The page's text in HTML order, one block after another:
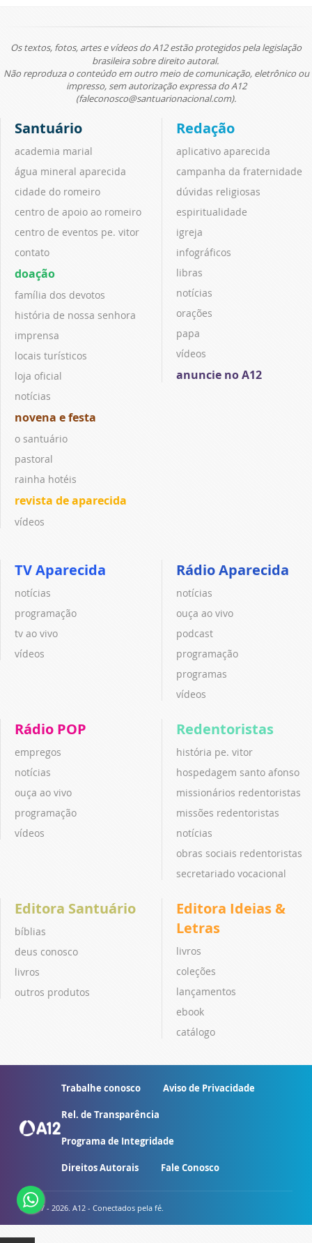
Os textos, fotos, artes e vídeos do A12 estão protegidos pela legislação
brasileira sobre direito autoral.
Não reproduza o conteúdo em outro meio de comunicação, eletrônico ou
impresso, sem autorização expressa do A12
(faleconosco@santuarionacional.com).
Santuário
academia marial
água mineral aparecida
cidade do romeiro
centro de apoio ao romeiro
centro de eventos pe. vitor
contato
doação
família dos devotos
história de nossa senhora
imprensa
locais turísticos
loja oficial
notícias
novena e festa
o santuário
pastoral
rainha hotéis
revista de aparecida
vídeos
Redação
aplicativo aparecida
campanha da fraternidade
dúvidas religiosas
espiritualidade
igreja
infográficos
libras
notícias
orações
papa
vídeos
anuncie no A12
TV Aparecida
notícias
programação
tv ao vivo
vídeos
Rádio Aparecida
notícias
ouça ao vivo
podcast
programação
programas
vídeos
Rádio POP
empregos
notícias
ouça ao vivo
programação
vídeos
Redentoristas
história pe. vitor
hospedagem santo afonso
missionários redentoristas
missões redentoristas
notícias
obras sociais redentoristas
secretariado vocacional
Editora Santuário
bíblias
deus conosco
livros
outros produtos
Editora Ideias &
Letras
livros
coleções
lançamentos
ebook
catálogo
Trabalhe conosco Aviso de Privacidade
Rel. de Transparência
Programa de Integridade
Direitos Autorais Fale Conosco
© 2007 - 2026. A12 - Conectados pela fé.